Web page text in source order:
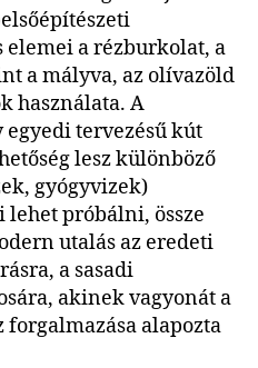
a rézburkolat, a
a mályva, az olívazöld
használata. A
tervezésű kút
lesz különböző
gyógyvizek)
próbálni, össze
utalás az eredeti
a sasadi
akinek vagyonát a
alapozta